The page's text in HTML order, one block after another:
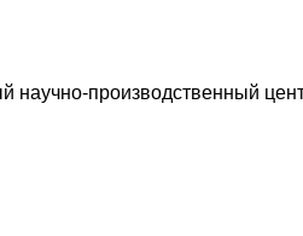
производственный